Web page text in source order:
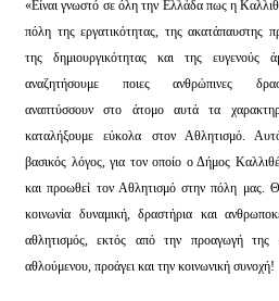
«Είναι γνωστό σε όλη την Ελλάδα πως η
πόλη της εργατικότητας, της ακατάπαυστης
της δημιουργικότητας και της ευγενούς
αναζητήσουμε ποιες ανθρώπινες
αναπτύσσουν στο άτομο αυτά τα
καταλήξουμε εύκολα στον Αθλητισμό.
βασικός λόγος, για τον οποίο ο Δήμος
και προωθεί τον Αθλητισμό στην πόλη μας.
κοινωνία δυναμική, δραστήρια και
αθλητισμός, εκτός από την προαγωγή της
αθλούμενου, προάγει και την κοινωνική συνοχή!